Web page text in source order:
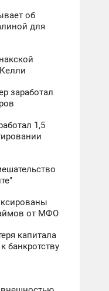
об
для
заработал
1,5
от МФО
капитала
банкротству